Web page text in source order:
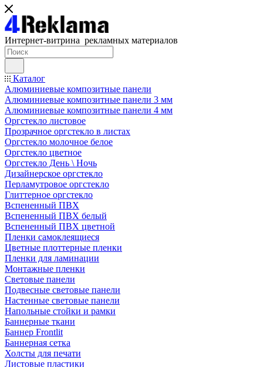
Интернет-витрина рекламных материалов
Каталог
Алюминиевые композитные панели
Алюминиевые композитные панели 3 мм
Алюминиевые композитные панели 4 мм
Оргстекло листовое
Прозрачное оргстекло в листах
Оргстекло молочное белое
Оргстекло цветное
Оргстекло День \ Ночь
Дизайнерское оргстекло
Перламутровое оргстекло
Глиттерное оргстекло
Вспененный ПВХ
Вспененный ПВХ белый
Вспененный ПВХ цветной
Пленки самоклеящиеся
Цветные плоттерные пленки
Пленки для ламинации
Монтажные пленки
Световые панели
Подвесные световые панели
Настенные световые панели
Напольные стойки и рамки
Баннерные ткани
Баннер Frontlit
Баннерная сетка
Холсты для печати
Листовые пластики